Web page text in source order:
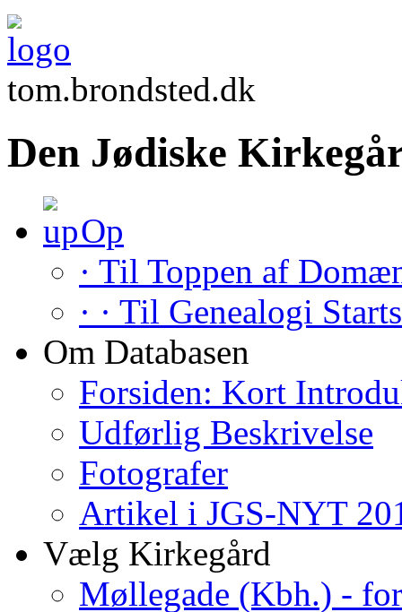
tom.brondsted.dk
Den Jødiske
Op
· Til Toppen af
· · Til Genealogi
Om Databasen
Forsiden: Kort
Udførlig Beskrivelse
Fotografer
Artikel i JGS-NYT
Vælg Kirkegård
Møllegade (Kbh.) -